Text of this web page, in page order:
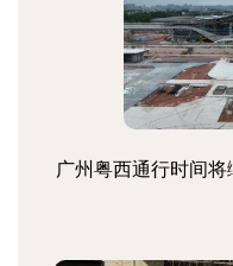
广州粤西通行时间